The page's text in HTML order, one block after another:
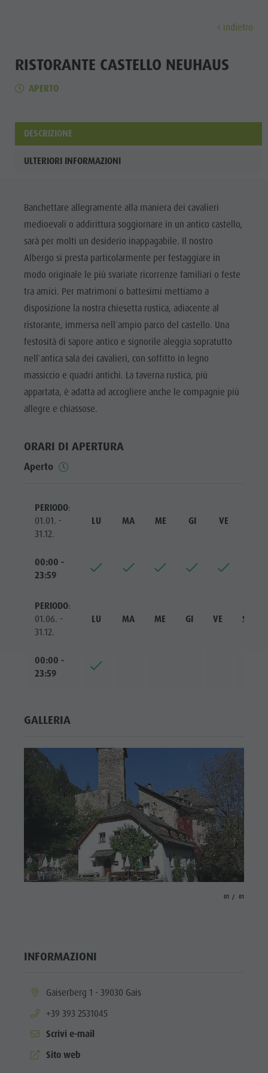
MUSEI
ATTRAZIONI
LOCALITÀ E
DINTORNI
TRADIZIONE E
ARTIGIANATO
HIGHLIGHT
EVENTS
Benessere
Famiglia &
bambini
Guida A-Z
Musei
Località e dintorni
Benessere
Guida A-Z
Programma settimanale
Sentieri tematici
Volo in mongolfiera
Arrampicare
Cavalcare
Tennis
Nuotare
Panoramica dei tour
Prenota vacanza
Mobilità locale
Meteo
Newsletter
Richiesta cataloghi
Imposta di soggiorno
Vacanza con il cane
Raccogliere funghi
Kronplatz Doctor Service
FAQ
Brunico città
Visite guidate
Ritiri
indietro
RISTORANTE CASTELLO NEUHAUS
APERTO
DESCRIZIONE
ULTERIORI INFORMAZIONI
Banchettare allegramente alla maniera dei cavalieri
medioevali o addirittura soggiornare in un antico castello,
sarà per molti un desiderio inappagabile. Il nostro
Albergo si presta particolarmente per festaggiare in
modo originale le più svariate ricorrenze familiari o feste
tra amici. Per matrimoni o battesimi mettiamo a
disposizione la nostra chiesetta rustica, adiacente al
ristorante, immersa nell`ampio parco del castello. Una
festosità di sapore antico e signorile aleggia sopratutto
nell`antica sala dei cavalieri, con soffitto in legno
massiccio e quadri antichi. La taverna rustica, più
appartata, è adatta ad accogliere anche le compagnie più
allegre e chiassose.
ORARI DI APERTURA
Aperto
PERIODO:
01.01. -
31.12.
LU MA ME GI VE
00:00 -
23:59
PERIODO:
01.06. -
31.12.
LU MA ME GI VE SA
00:00 -
23:59
GALLERIA
01 01
INFORMAZIONI
aria.location:
Gaiserberg 1 - 39030 Gais
aria.phone:
+39 393 2531045
Scrivi e-mail
aria.website:
Sito web